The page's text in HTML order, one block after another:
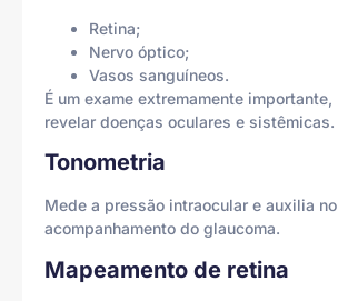
Retina;
Nervo óptico;
Vasos sanguíneos.
É um exame extremamente
revelar doenças oculares e sistêmicas.
Tonometria
Mede a pressão intraocular e auxilia
acompanhamento do glaucoma.
Mapeamento de retina